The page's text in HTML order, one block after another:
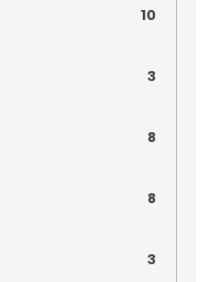
10
3
8
8
3